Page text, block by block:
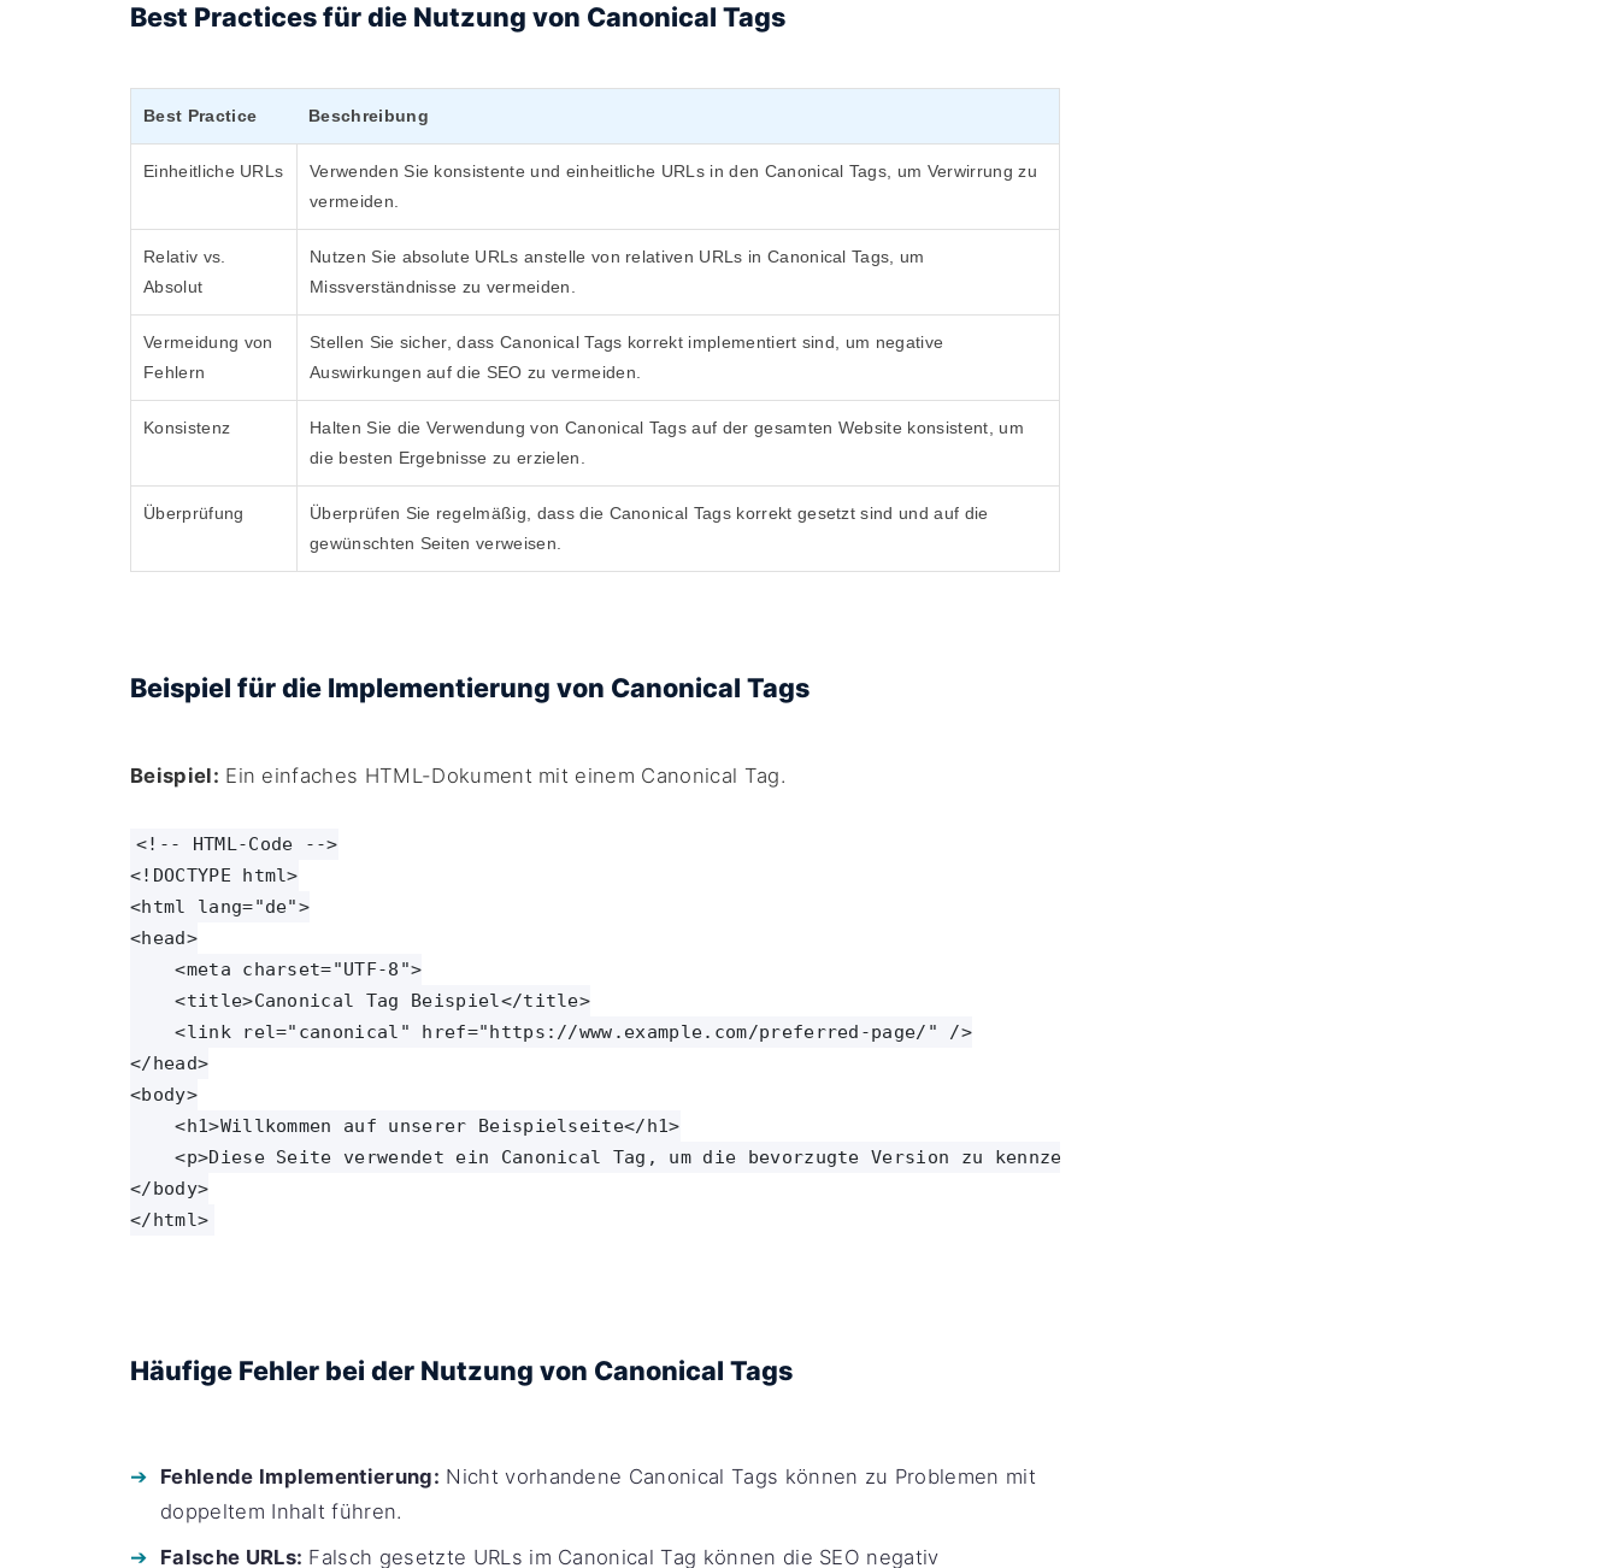
Best Practices für die Nutzung von Canonical Tags
Best Practice Beschreibung
Einheitliche URLs
Verwenden Sie konsistente und einheitliche URLs in den Canonical Tags, um Verwirrung zu
vermeiden.
Relativ vs.
Absolut
Nutzen Sie absolute URLs anstelle von relativen URLs in Canonical Tags, um
Missverständnisse zu vermeiden.
Vermeidung von
Fehlern
Stellen Sie sicher, dass Canonical Tags korrekt implementiert sind, um negative
Auswirkungen auf die SEO zu vermeiden.
Konsistenz
Halten Sie die Verwendung von Canonical Tags auf der gesamten Website konsistent, um
die besten Ergebnisse zu erzielen.
Überprüfung
Überprüfen Sie regelmäßig, dass die Canonical Tags korrekt gesetzt sind und auf die
gewünschten Seiten verweisen.
Beispiel für die Implementierung von Canonical Tags
Beispiel: Ein einfaches HTML-Dokument mit einem Canonical Tag.
<!-- HTML-Code -->
<!DOCTYPE html>
<html lang="de">
<head>
    <meta charset="UTF-8">
    <title>Canonical Tag Beispiel</title>
    <link rel="canonical" href="https://www.example.com/preferred-page/" />
</head>
<body>
    <h1>Willkommen auf unserer Beispielseite</h1>
    <p>Diese Seite verwendet ein Canonical Tag, um die bevorzugte Version zu kennzeichnen.</p>
</body>
Häufige Fehler bei der Nutzung von Canonical Tags
Fehlende Implementierung: Nicht vorhandene Canonical Tags können zu Problemen mit
doppeltem Inhalt führen.
Falsche URLs: Falsch gesetzte URLs im Canonical Tag können die SEO negativ